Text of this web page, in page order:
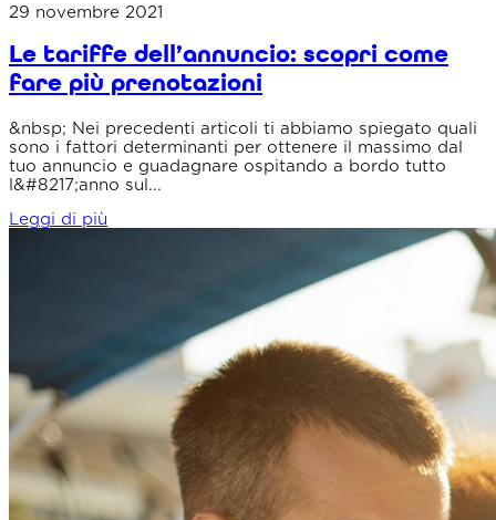
29 novembre 2021
Le tariffe dell’annuncio: scopri come
fare più prenotazioni
&nbsp; Nei precedenti articoli ti abbiamo spiegato quali
sono i fattori determinanti per ottenere il massimo dal
tuo annuncio e guadagnare ospitando a bordo tutto
l&#8217;anno sul...
Leggi di più